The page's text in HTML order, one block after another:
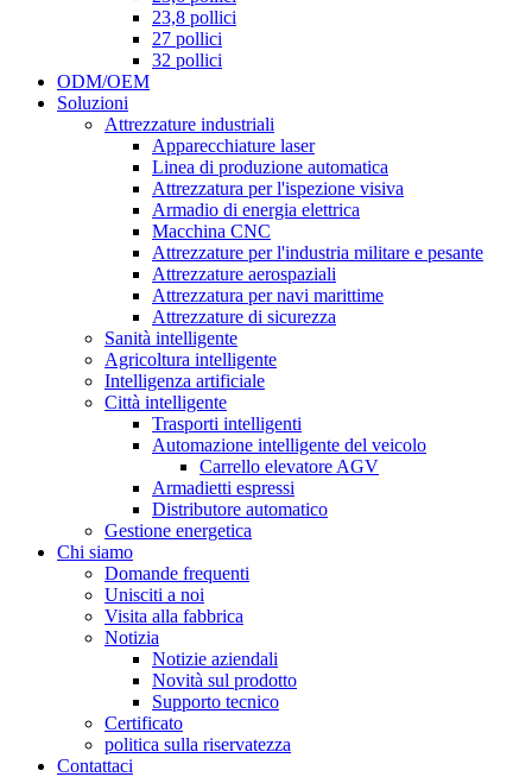
23,8 pollici
27 pollici
32 pollici
ODM/OEM
Soluzioni
Attrezzature industriali
Apparecchiature laser
Linea di produzione automatica
Attrezzatura per l'ispezione visiva
Armadio di energia elettrica
Macchina CNC
Attrezzature per l'industria militare e pesante
Attrezzature aerospaziali
Attrezzatura per navi marittime
Attrezzature di sicurezza
Sanità intelligente
Agricoltura intelligente
Intelligenza artificiale
Città intelligente
Trasporti intelligenti
Automazione intelligente del veicolo
Carrello elevatore AGV
Armadietti espressi
Distributore automatico
Gestione energetica
Chi siamo
Domande frequenti
Unisciti a noi
Visita alla fabbrica
Notizia
Notizie aziendali
Novità sul prodotto
Supporto tecnico
Certificato
politica sulla riservatezza
Contattaci